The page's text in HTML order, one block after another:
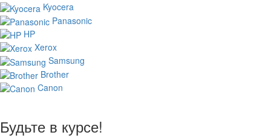
Kyocera
Panasonic
HP
Xerox
Samsung
Brother
Canon
Будьте в курсе!